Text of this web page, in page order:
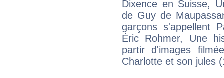
Dixence en Suisse,
de Guy de
garçons s'appellent
Éric Rohmer, Une
partir d'images
Charlotte et son jules